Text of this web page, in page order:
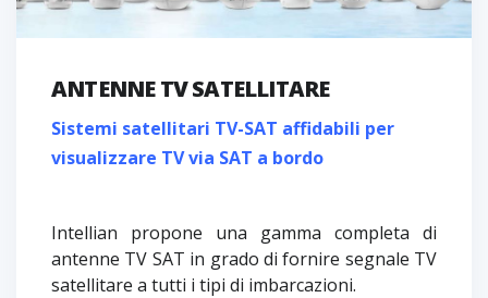
ANTENNE TV SATELLITARE
Sistemi satellitari TV-SAT affidabili per
visualizzare TV via SAT a bordo
Intellian propone una gamma completa di
antenne TV SAT in grado di fornire segnale TV
satellitare a tutti i tipi di imbarcazioni.